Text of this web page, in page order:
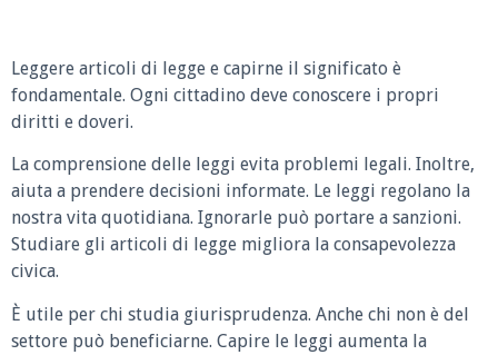
Leggere articoli di legge e capirne il significato è
fondamentale. Ogni cittadino deve conoscere i propri
diritti e doveri.
La comprensione delle leggi evita problemi legali. Inoltre,
aiuta a prendere decisioni informate. Le leggi regolano la
nostra vita quotidiana. Ignorarle può portare a sanzioni.
Studiare gli articoli di legge migliora la consapevolezza
civica.
È utile per chi studia giurisprudenza. Anche chi non è del
settore può beneficiarne. Capire le leggi aumenta la